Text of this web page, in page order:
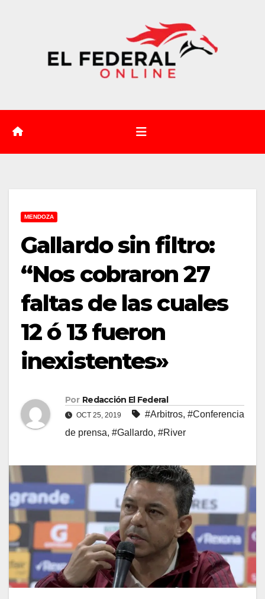
MENDOZA
Gallardo sin filtro:
“Nos cobraron 27
faltas de las cuales
12 ó 13 fueron
inexistentes»
Por Redacción El Federal
OCT 25, 2019 #Arbitros, #Conferencia
de prensa, #Gallardo, #River